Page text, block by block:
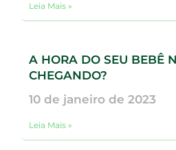
Leia Mais »
A HORA DO SEU BEBÊ
CHEGANDO?
10 de janeiro de 2023
Leia Mais »